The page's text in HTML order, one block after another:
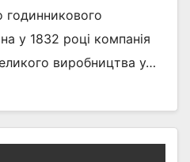
годинникового
у 1832 році компанія
виробництва у…